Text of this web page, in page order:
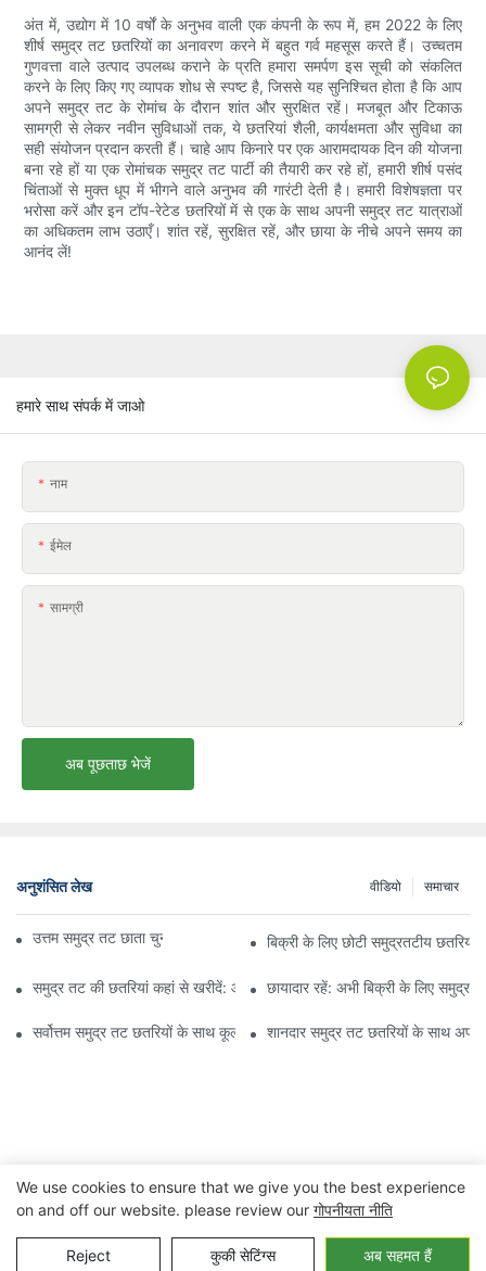
अंत में, उद्योग में 10 वर्षों के अनुभव वाली एक कंपनी के रूप में, हम 2022 के लिए
शीर्ष समुद्र तट छतरियों का अनावरण करने में बहुत गर्व महसूस करते हैं। उच्चतम
गुणवत्ता वाले उत्पाद उपलब्ध कराने के प्रति हमारा समर्पण इस सूची को संकलित
करने के लिए किए गए व्यापक शोध से स्पष्ट है, जिससे यह सुनिश्चित होता है कि आप
अपने समुद्र तट के रोमांच के दौरान शांत और सुरक्षित रहें। मजबूत और टिकाऊ
सामग्री से लेकर नवीन सुविधाओं तक, ये छतरियां शैली, कार्यक्षमता और सुविधा का
सही संयोजन प्रदान करती हैं। चाहे आप किनारे पर एक आरामदायक दिन की योजना
बना रहे हों या एक रोमांचक समुद्र तट पार्टी की तैयारी कर रहे हों, हमारी शीर्ष पसंद
चिंताओं से मुक्त धूप में भीगने वाले अनुभव की गारंटी देती है। हमारी विशेषज्ञता पर
भरोसा करें और इन टॉप-रेटेड छतरियों में से एक के साथ अपनी समुद्र तट यात्राओं
का अधिकतम लाभ उठाएँ। शांत रहें, सुरक्षित रहें, और छाया के नीचे अपने समय का
आनंद लें!
हमारे साथ संपर्क में जाओ
नाम
ईमेल
सामग्री
अब पूछताछ भेजें
अनुशंसित लेख समाचार
वीडियो
उत्तम समुद्र तट छाता चुनने के लिए अंतिम मार्गदर्शिकाबिक्री के लिए छोटी समुद्रतटीय
समुद्र तट की छतरियां कहां से खरीदें: आपकी सनशेड आवश्यकताओं के लिए शीर्ष स्टोर
छायादार रहें: अभी बिक्री के लिए
सर्वोत्तम समुद्र तट छतरियों के साथ कूल और स्टाइलिश रहें: धूप से सुरक्षा और स्टाइल
शानदार समुद्र तट छतरियों के साथ
कॉपीराइट © 2023 निंगबो जुआनहेंग आउटडोर&घरेलू उपकरण कंपनी लिमिटेड |
गोपनीयता नीति साइट मैप
We use cookies to ensure that we give you the best experience
on and off our website. please review our गोपनीयता नीति
Reject कुकी सेटिंग्स अब सहमत हैं